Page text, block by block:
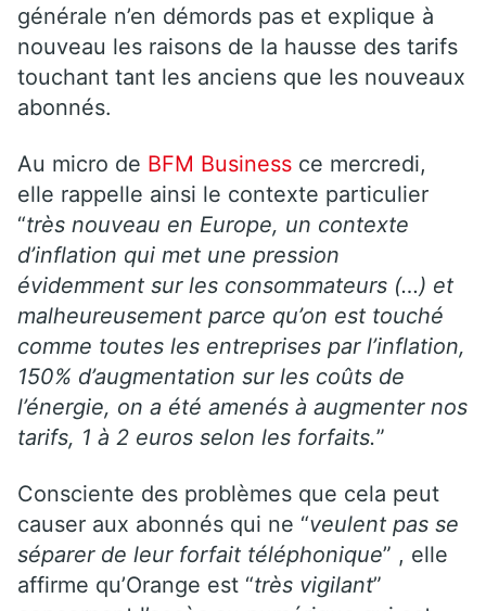
générale n’en démords pas et explique à
nouveau les raisons de la hausse des tarifs
touchant tant les anciens que les nouveaux
abonnés.
Au micro de BFM Business ce mercredi,
elle rappelle ainsi le contexte particulier
“très nouveau en Europe, un contexte
d’inflation qui met une pression
évidemment sur les consommateurs (…) et
malheureusement parce qu’on est touché
comme toutes les entreprises par l’inflation,
150% d’augmentation sur les coûts de
l’énergie, on a été amenés à augmenter nos
tarifs, 1 à 2 euros selon les forfaits.”
Consciente des problèmes que cela peut
causer aux abonnés qui ne “veulent pas se
séparer de leur forfait téléphonique” , elle
affirme qu’Orange est “très vigilant”